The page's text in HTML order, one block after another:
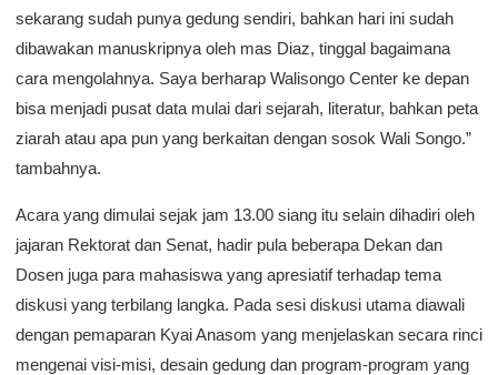
sekarang sudah punya gedung sendiri, bahkan hari ini sudah
dibawakan manuskripnya oleh mas Diaz, tinggal bagaimana
cara mengolahnya. Saya berharap Walisongo Center ke depan
bisa menjadi pusat data mulai dari sejarah, literatur, bahkan peta
ziarah atau apa pun yang berkaitan dengan sosok Wali Songo.”
tambahnya.
Acara yang dimulai sejak jam 13.00 siang itu selain dihadiri oleh
jajaran Rektorat dan Senat, hadir pula beberapa Dekan dan
Dosen juga para mahasiswa yang apresiatif terhadap tema
diskusi yang terbilang langka. Pada sesi diskusi utama diawali
dengan pemaparan Kyai Anasom yang menjelaskan secara rinci
mengenai visi-misi, desain gedung dan program-program yang